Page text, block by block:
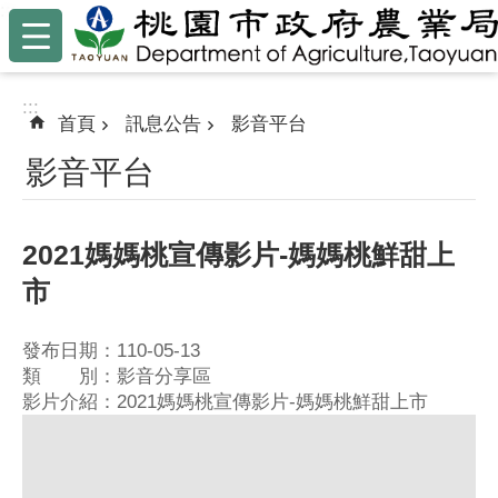
跳到主要內容區塊
:::
:::
首頁 訊息公告 影音平台
影音平台
2021媽媽桃宣傳影片-媽媽桃鮮甜上
市
發布日期：110-05-13
類 別：影音分享區
影片介紹：2021媽媽桃宣傳影片-媽媽桃鮮甜上市